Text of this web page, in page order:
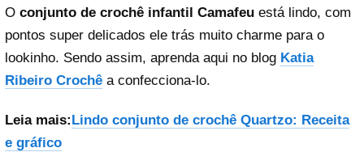
O conjunto de crochê infantil Camafeu está lindo, com
pontos super delicados ele trás muito charme para o
lookinho. Sendo assim, aprenda aqui no blog Katia
Ribeiro Crochê a confecciona-lo.
Leia mais: Lindo conjunto de crochê Quartzo: Receita
e gráfico